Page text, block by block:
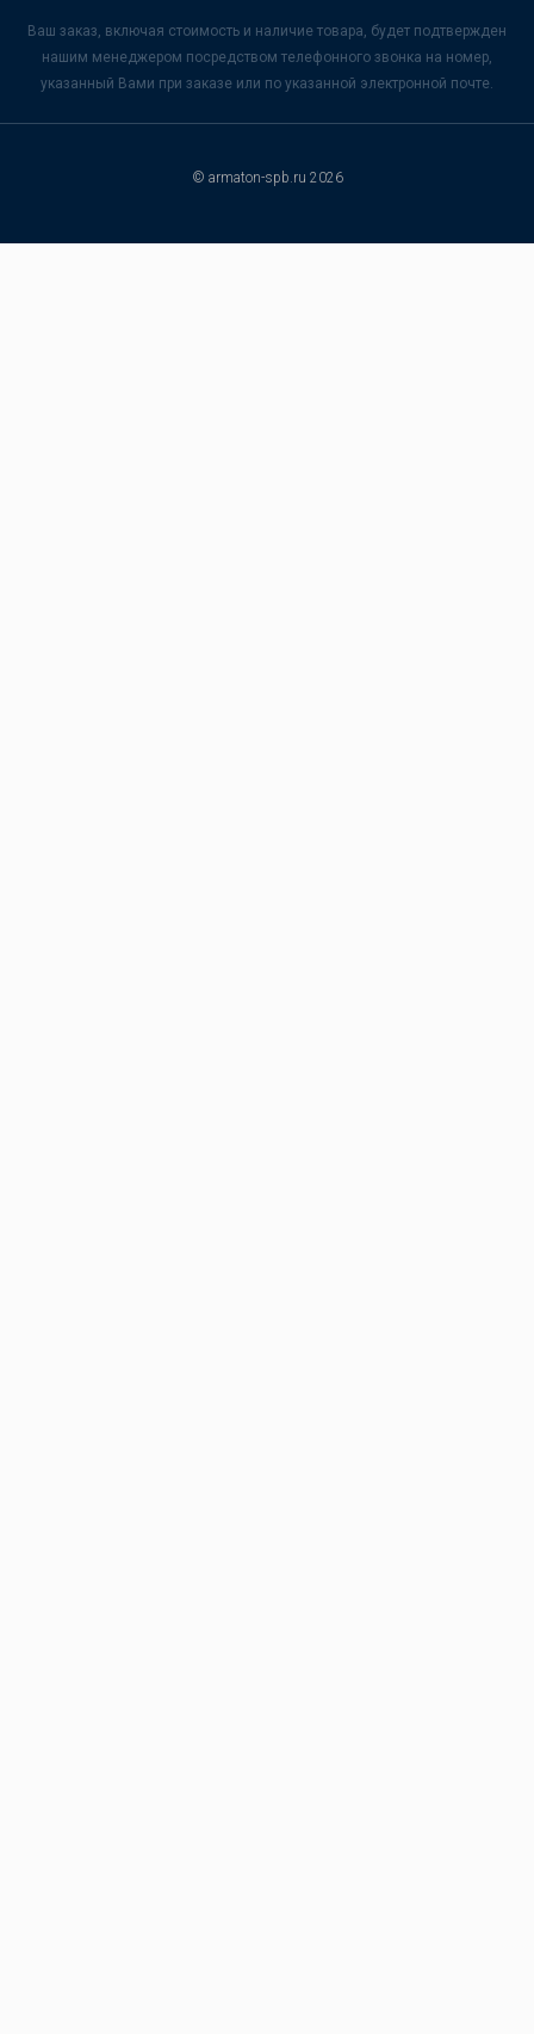
Ваш заказ, включая стоимость и наличие товара, будет подтвержден
нашим менеджером посредством телефонного звонка на номер,
указанный Вами при заказе или по указанной электронной почте.
© armaton-spb.ru 2026